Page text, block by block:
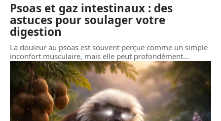
Psoas et gaz intestinaux : des
astuces pour soulager votre
digestion
La douleur au psoas est souvent perçue comme un simple
inconfort musculaire, mais elle peut profondément…